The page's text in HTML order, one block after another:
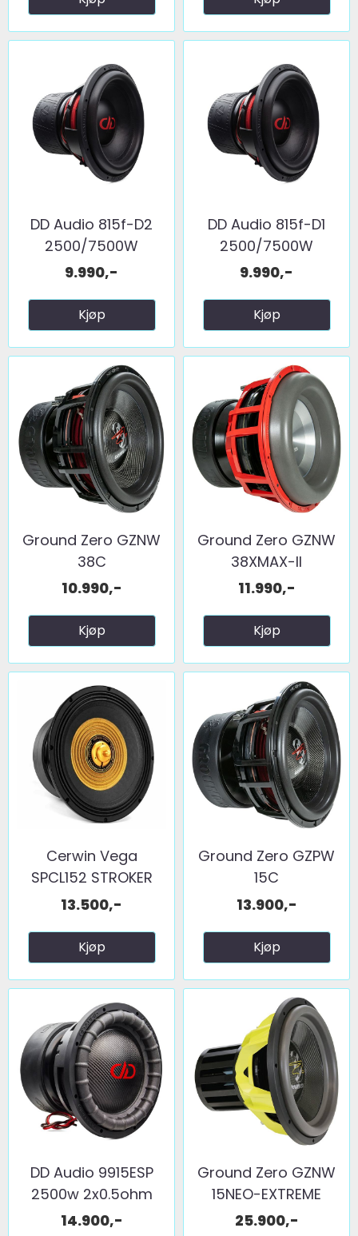
DD Audio 815f-D2
2500/7500W
9.990,-
Kjøp
DD Audio 815f-D1
2500/7500W
9.990,-
Kjøp
Ground Zero GZNW
38C
10.990,-
Kjøp
Ground Zero GZNW
38XMAX-II
11.990,-
Kjøp
Cerwin Vega
SPCL152 STROKER
PRO Classic ...
13.500,-
Kjøp
Ground Zero GZPW
15C
13.900,-
Kjøp
DD Audio 9915ESP
2500w 2x0.5ohm
14.900,-
Ground Zero GZNW
15NEO-EXTREME
2x1ohm
25.900,-